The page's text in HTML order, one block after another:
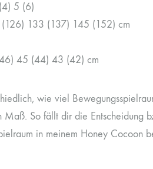
5 (6)
(126) 133 (137) 145 (152) cm
45 (44) 43 (42) cm
wie viel
Maß. So fällt dir die Entscheidung
in meinem Honey Cocoon